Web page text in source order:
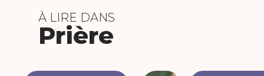
À LIRE DANS
Prière